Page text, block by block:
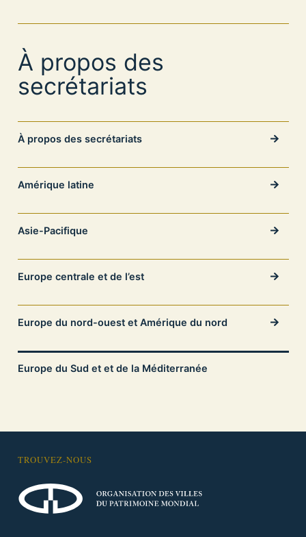
À propos des
secrétariats
À propos des secrétariats
Amérique latine
Asie-Pacifique
Europe centrale et de l’est
Europe du nord-ouest et Amérique du nord
Europe du Sud et et de la Méditerranée
TROUVEZ-NOUS